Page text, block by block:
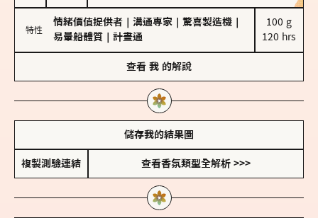
特性
情緒價值提供者 溝通專家 驚喜製造機
易暈船體質
計畫通
100 g
120 hrs
查看 我 的解說
儲存我的結果圖
複製測驗連結 查看香氛類型全解析 >>>